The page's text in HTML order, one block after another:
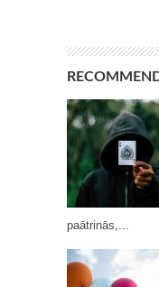
paātrinās,...